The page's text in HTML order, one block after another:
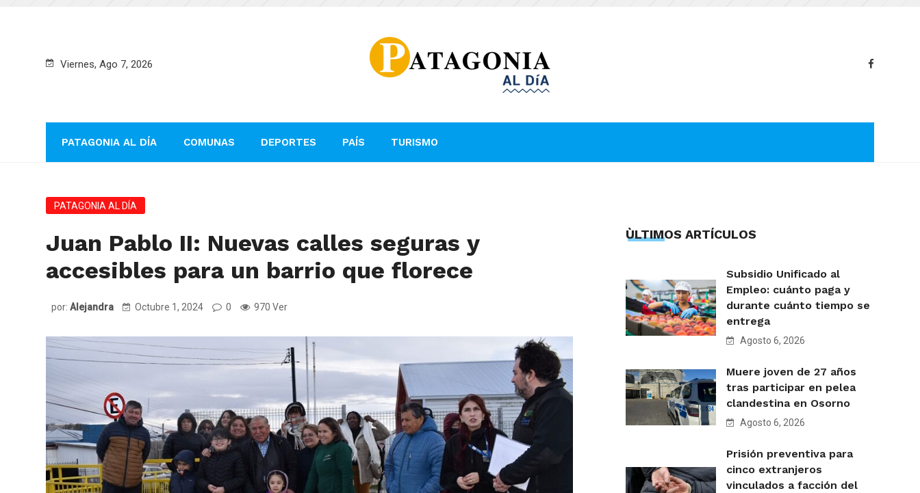
Viernes, Ago 7, 2026
PATAGONIA AL DÍA COMUNAS DEPORTES PAÍS TURISMO
PATAGONIA AL DÍA
Juan Pablo II: Nuevas calles seguras y
accesibles para un barrio que florece
por: Alejandra Octubre 1, 2024 0 970 Ver
ÙLTIMOS ARTÍCULOS
Subsidio Unificado al
Empleo: cuánto paga y
durante cuánto tiempo se
entrega
Agosto 6, 2026
Muere joven de 27 años
tras participar en pelea
clandestina en Osorno
Agosto 6, 2026
Prisión preventiva para
cinco extranjeros
vinculados a facción del